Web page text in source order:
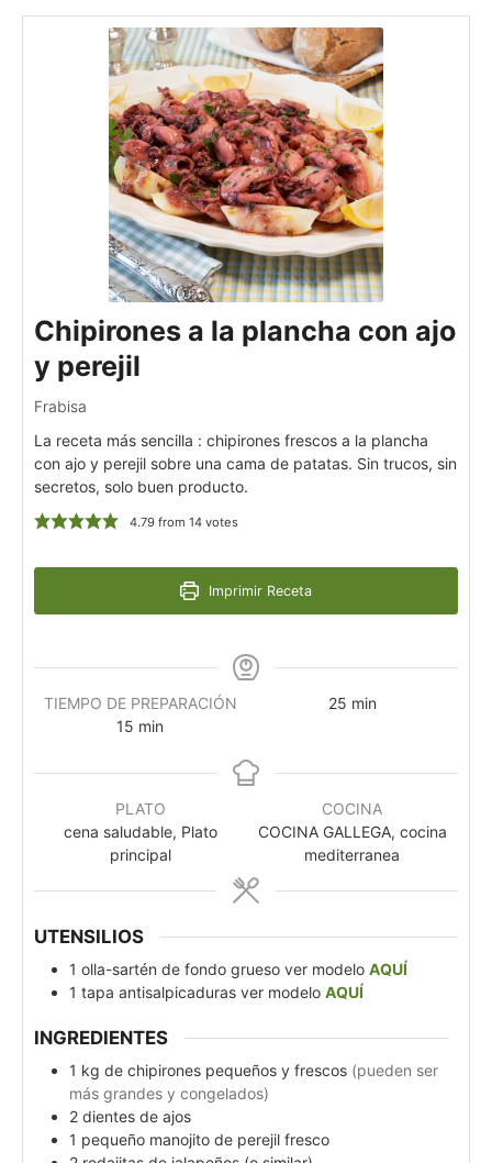
Chipirones a la plancha con ajo
y perejil
Frabisa
La receta más sencilla : chipirones frescos a la plancha
con ajo y perejil sobre una cama de patatas. Sin trucos, sin
secretos, solo buen producto.
4.79from 14votes
Imprimir Receta
TIEMPO DE PREPARACIÓN
15 min
25 min
PLATO
cena saludable, Plato
principal
COCINA
COCINA GALLEGA, cocina
mediterranea
UTENSILIOS
1 olla-sartén de fondo grueso ver modelo AQUÍ
1 tapa antisalpicaduras ver modelo AQUÍ
INGREDIENTES
1 kg de chipirones pequeños y frescos (pueden ser
más grandes y congelados)
2 dientes de ajos
1 pequeño manojito de perejil fresco